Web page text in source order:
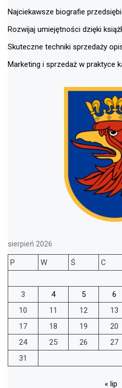
Najciekawsze biografie
Rozwijaj umiejętności dzięki
Skuteczne techniki sprzedaży
Marketing i sprzedaż w praktyce
sierpień 2026
P
W Ś C
3
4 5 6
10
11 12 13
17
18 19 20
24
25 26 27
31
« lip